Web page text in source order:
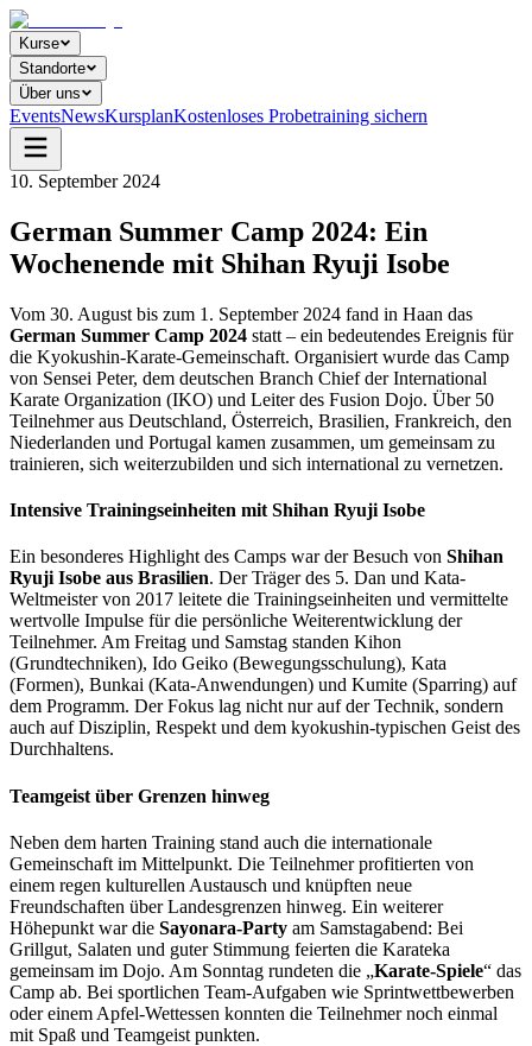
Kurse
Standorte
Über uns
EventsNewsKursplanKostenloses Probetraining sichern
10. September 2024
German Summer Camp 2024: Ein
Wochenende mit Shihan Ryuji Isobe
Vom 30. August bis zum 1. September 2024 fand in Haan das
German Summer Camp 2024 statt – ein bedeutendes Ereignis für
die Kyokushin-Karate-Gemeinschaft. Organisiert wurde das Camp
von Sensei Peter, dem deutschen Branch Chief der International
Karate Organization (IKO) und Leiter des Fusion Dojo. Über 50
Teilnehmer aus Deutschland, Österreich, Brasilien, Frankreich, den
Niederlanden und Portugal kamen zusammen, um gemeinsam zu
trainieren, sich weiterzubilden und sich international zu vernetzen.
Intensive Trainingseinheiten mit Shihan Ryuji Isobe
Ein besonderes Highlight des Camps war der Besuch von Shihan
Ryuji Isobe aus Brasilien. Der Träger des 5. Dan und Kata-
Weltmeister von 2017 leitete die Trainingseinheiten und vermittelte
wertvolle Impulse für die persönliche Weiterentwicklung der
Teilnehmer. Am Freitag und Samstag standen Kihon
(Grundtechniken), Ido Geiko (Bewegungsschulung), Kata
(Formen), Bunkai (Kata-Anwendungen) und Kumite (Sparring) auf
dem Programm. Der Fokus lag nicht nur auf der Technik, sondern
auch auf Disziplin, Respekt und dem kyokushin-typischen Geist des
Durchhaltens.
Teamgeist über Grenzen hinweg
Neben dem harten Training stand auch die internationale
Gemeinschaft im Mittelpunkt. Die Teilnehmer profitierten von
einem regen kulturellen Austausch und knüpften neue
Freundschaften über Landesgrenzen hinweg. Ein weiterer
Höhepunkt war die Sayonara-Party am Samstagabend: Bei
Grillgut, Salaten und guter Stimmung feierten die Karateka
gemeinsam im Dojo. Am Sonntag rundeten die „Karate-Spiele“ das
Camp ab. Bei sportlichen Team-Aufgaben wie Sprintwettbewerben
oder einem Apfel-Wettessen konnten die Teilnehmer noch einmal
mit Spaß und Teamgeist punkten.